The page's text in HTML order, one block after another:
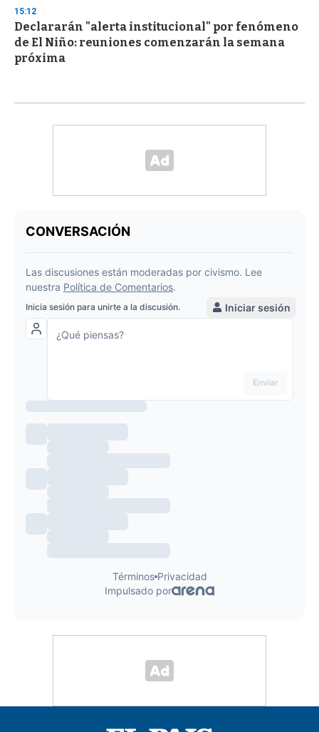
15:12
Declararán "alerta institucional" por fenómeno
de El Niño: reuniones comenzarán la semana
próxima